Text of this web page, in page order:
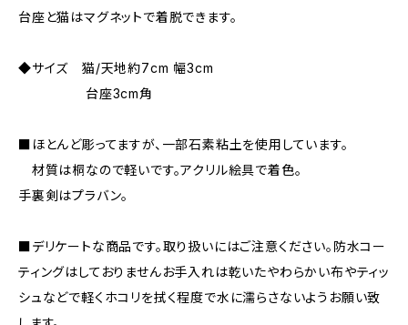
台座と猫はマグネットで着脱できます。
◆サイズ 猫/天地約7cm 幅3cm
台座3cm角
■ほとんど彫ってますが、一部石素粘土を使用しています。
材質は桐なので軽いです。アクリル絵具で着色。
手裏剣はプラバン。
■デリケートな商品です。取り扱いにはご注意ください。防水コー
ティングはしておりませんお手入れは乾いたやわらかい布やティッ
シュなどで軽くホコリを拭く程度で水に濡らさないようお願い致